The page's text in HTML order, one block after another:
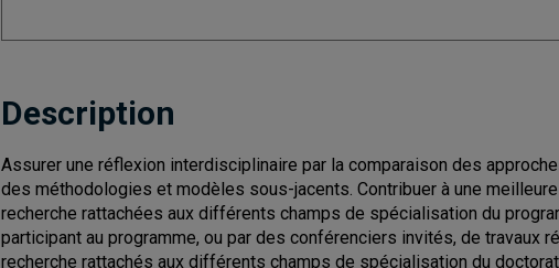
Description
Assurer une réflexion interdisciplinaire par la comparaison des
des méthodologies et modèles sous-jacents. Contribuer à une
recherche rattachées aux différents champs de spécialisation du
participant au programme, ou par des conférenciers invités, de travaux
recherche rattachés aux différents champs de spécialisation du